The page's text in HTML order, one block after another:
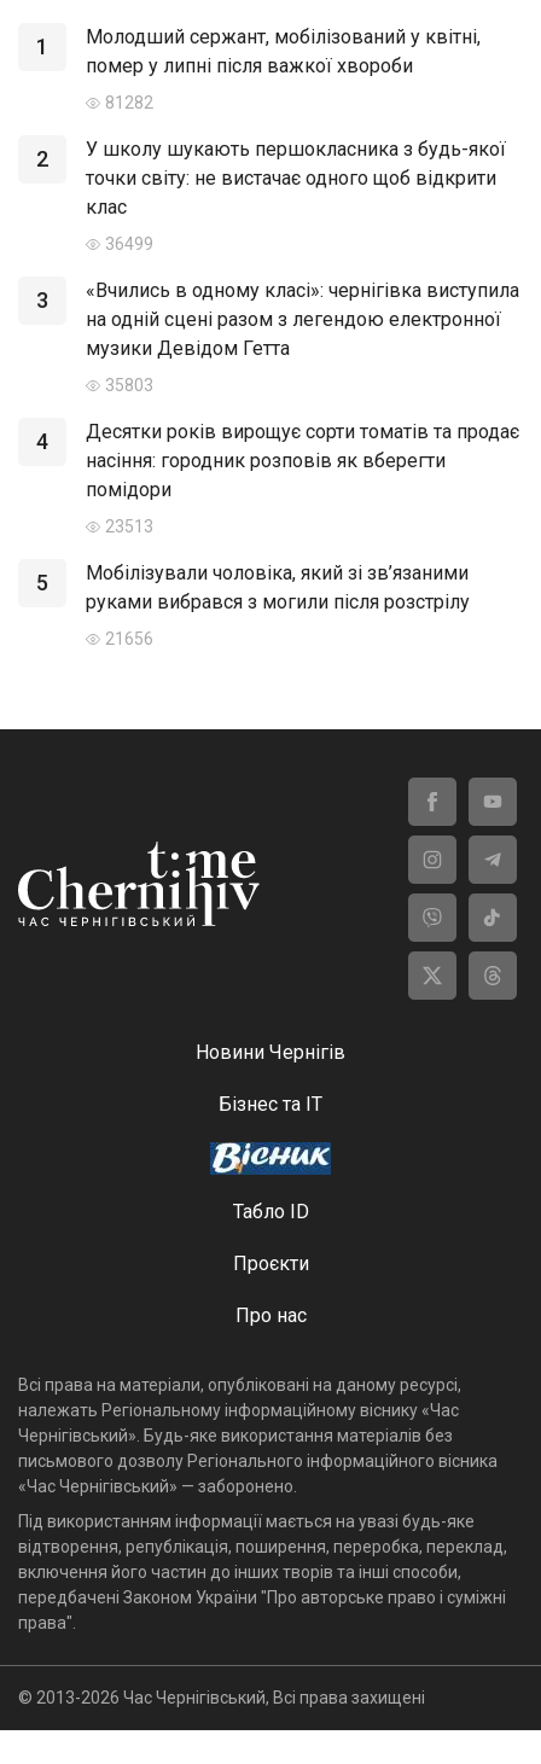
1
Молодший сержант, мобілізований у квітні,
помер у липні після важкої хвороби
81282
2
У школу шукають першокласника з будь-якої
точки світу: не вистачає одного щоб відкрити
клас
36499
3
«Вчились в одному класі»: чернігівка виступила
на одній сцені разом з легендою електронної
музики Девідом Гетта
35803
4
Десятки років вирощує сорти томатів та продає
насіння: городник розповів як вберегти
помідори
23513
5
Мобілізували чоловіка, який зі зв’язаними
руками вибрався з могили після розстрілу
21656
Новини Чернігів
Бізнес та ІТ
Табло ID
Проєкти
Про нас
Всі права на матеріали, опубліковані на даному ресурсі,
належать Регіональному інформаційному віснику «Час
Чернігівський». Будь-яке використання матеріалів без
письмового дозволу Регіонального інформаційного вісника
«Час Чернігівський» — заборонено.
Під використанням інформації мається на увазі будь-яке
відтворення, републікація, поширення, переробка, переклад,
включення його частин до інших творів та інші способи,
передбачені Законом України "Про авторське право і суміжні
права".
© 2013-2026 Час Чернігівський, Всі права захищені